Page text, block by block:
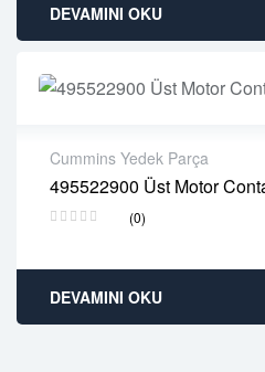
DEVAMINI OKU
Cummins Yedek Parça
495522900 Üst Motor
(0)
2 years warranty
Delivery time: 1-2 business
DEVAMINI OKU